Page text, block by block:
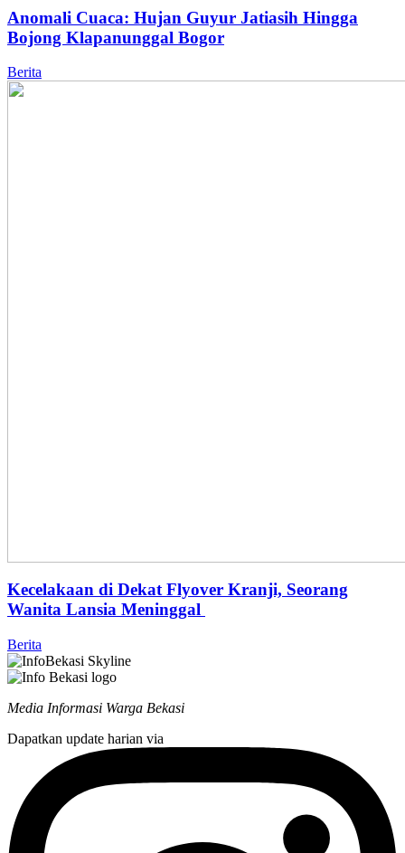
Anomali Cuaca: Hujan Guyur Jatiasih Hingga
Bojong Klapanunggal Bogor
Berita
Kecelakaan di Dekat Flyover Kranji, Seorang
Wanita Lansia Meninggal
Berita
Media Informasi Warga Bekasi
Dapatkan update harian via